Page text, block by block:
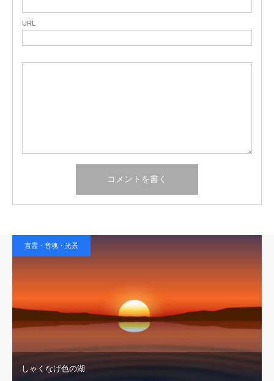
URL
言霊・音魂・光景
しゃくなげ色の湖